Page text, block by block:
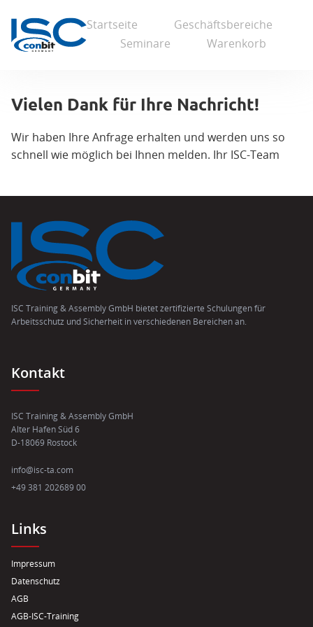
Startseite
Geschäftsbereiche
Seminare
Warenkorb
Vielen Dank für Ihre Nachricht!
Wir haben Ihre Anfrage erhalten und werden uns so
schnell wie möglich bei Ihnen melden. Ihr ISC-Team
ISC Training & Assembly GmbH bietet zertifizierte Schulungen für
Arbeitsschutz und Sicherheit in verschiedenen Bereichen an.
Kontakt
ISC Training & Assembly GmbH
Alter Hafen Süd 6
D-18069 Rostock
info@isc-ta.com
+49 381 202689 00
Links
Impressum
Datenschutz
AGB
AGB-ISC-Training